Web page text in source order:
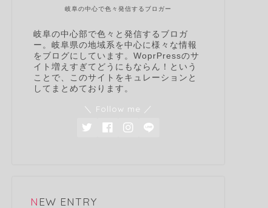
岐阜の中心で色々発信するブロガー
岐阜の中心部で色々と発信するブロガ
ー。岐阜県の地域系を中心に様々な情報
をブログにしています。WoprPressのサ
イト増えすぎてどうにもならん！という
ことで、このサイトをキュレーションと
してまとめております。
＼ Follow me ／
NEW ENTRY